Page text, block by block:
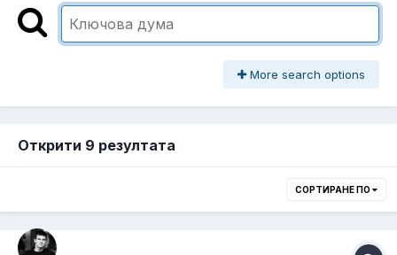
More search options
Открити 9 резултата
СОРТИРАНЕ ПО